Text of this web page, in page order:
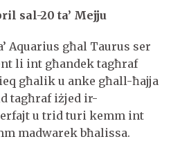
sal-20 ta’ Mejju
Aquarius għal Taurus ser
li int għandek tagħraf
għalik u anke għall-ħajja
tagħraf iżjed ir-
u trid turi kemm int
madwarek bħalissa.